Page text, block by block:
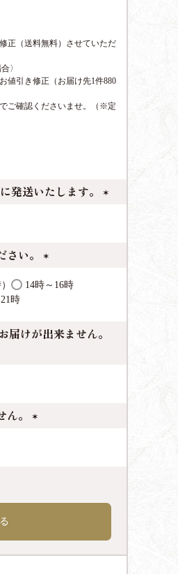
正（送料無料）させていただ
〉
値引き修正（お届け先1件880
ご確認くださいませ。（※定
発送いたします。
い。
)
14時～16時
時
けが出来ません。
。